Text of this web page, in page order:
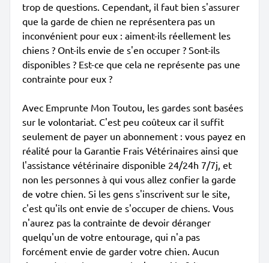
trop de questions. Cependant, il faut bien s'assurer
que la garde de chien ne représentera pas un
inconvénient pour eux : aiment-ils réellement les
chiens ? Ont-ils envie de s'en occuper ? Sont-ils
disponibles ? Est-ce que cela ne représente pas une
contrainte pour eux ?
Avec Emprunte Mon Toutou, les gardes sont basées
sur le volontariat. C'est peu coûteux car il suffit
seulement de payer un abonnement : vous payez en
réalité pour la Garantie Frais Vétérinaires ainsi que
l'assistance vétérinaire disponible 24/24h 7/7j, et
non les personnes à qui vous allez confier la garde
de votre chien. Si les gens s'inscrivent sur le site,
c'est qu'ils ont envie de s'occuper de chiens. Vous
n'aurez pas la contrainte de devoir déranger
quelqu'un de votre entourage, qui n'a pas
forcément envie de garder votre chien. Aucun